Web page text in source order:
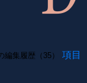
編集履歴（35）
項目